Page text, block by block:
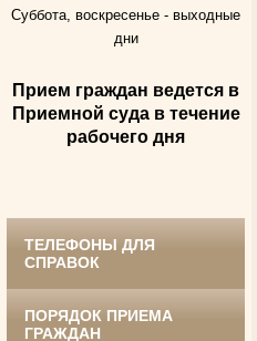
Андрющенкова Тамара Ивановна
Труженица тыла в годы
Великой Отечественной войны
Судья Белгородского областного суда
в период с 1959 по 1974 гг.
Суббота, воскресенье - выходные
дни
Прием граждан ведется в
Приемной суда в течение
рабочего дня
ТЕЛЕФОНЫ ДЛЯ
СПРАВОК
ПОРЯДОК ПРИЕМА
ГРАЖДАН